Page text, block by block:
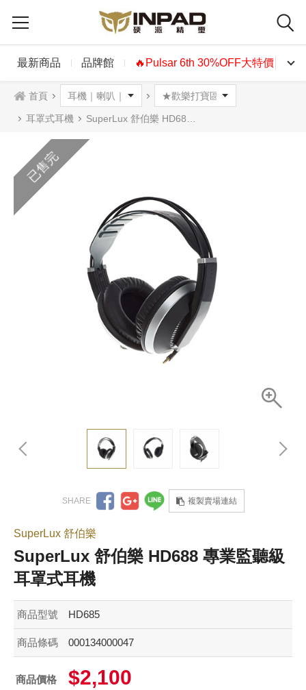
最新商品 品牌館 🔥Pulsar 6th 30%OFF大特價🔥
首頁
耳罩式耳機 SuperLux 舒伯樂 HD688 專業監聽級耳罩式耳機
已售完
複製賣場連結
SuperLux 舒伯樂
SuperLux 舒伯樂 HD688 專業監聽級
耳罩式耳機
商品型號 HD685
商品條碼 000134000047
商品價格 $2,100